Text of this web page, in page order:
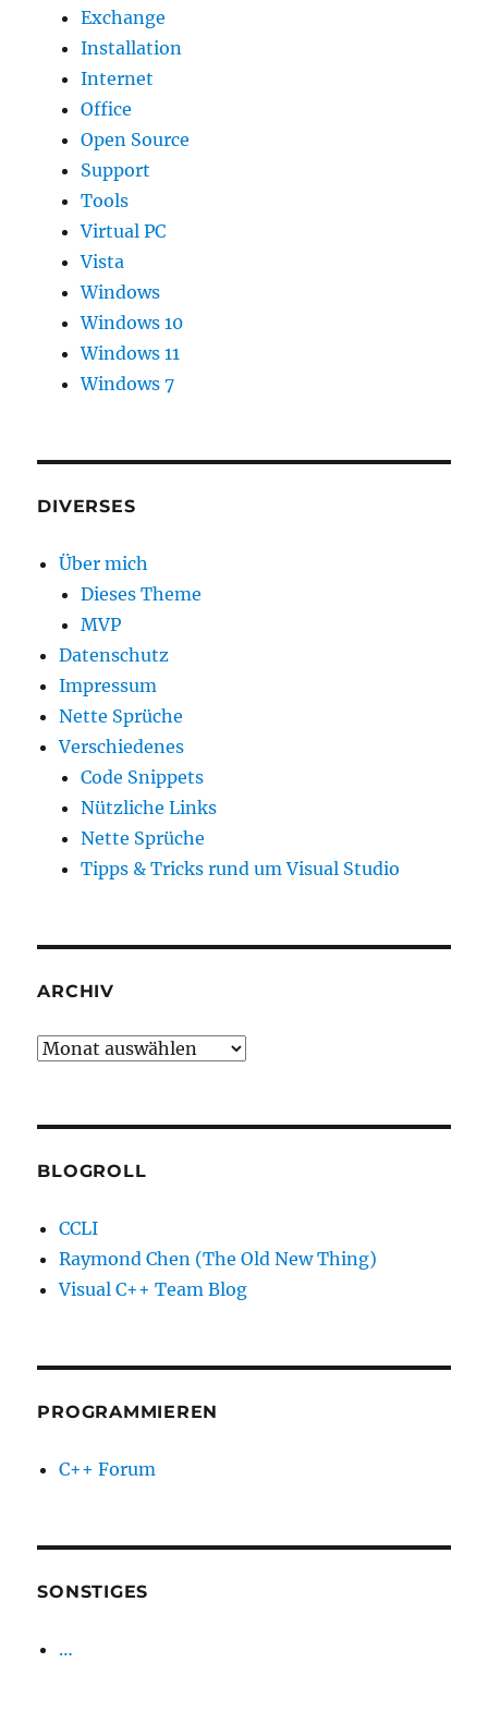
Exchange
Installation
Internet
Office
Open Source
Support
Tools
Virtual PC
Vista
Windows
Windows 10
Windows 11
Windows 7
DIVERSES
Über mich
Dieses Theme
MVP
Datenschutz
Impressum
Nette Sprüche
Verschiedenes
Code Snippets
Nützliche Links
Nette Sprüche
Tipps & Tricks rund um Visual Studio
ARCHIV
Archiv
BLOGROLL
CCLI
Raymond Chen (The Old New Thing)
Visual C++ Team Blog
PROGRAMMIEREN
C++ Forum
SONSTIGES
…